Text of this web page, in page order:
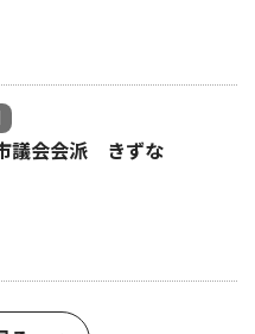
議会会派 きずな